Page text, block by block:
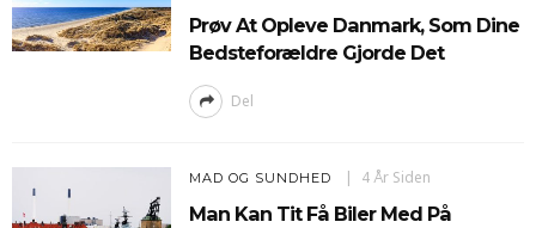
Prøv At Opleve Danmark, Som Dine
Bedsteforældre Gjorde Det
Del
MAD OG SUNDHED 4 År Siden
Man Kan Tit Få Biler Med På